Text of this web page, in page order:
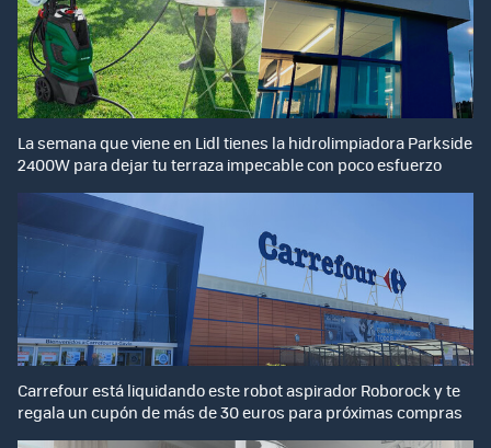
La semana que viene en Lidl tienes la hidrolimpiadora Parkside
2400W para dejar tu terraza impecable con poco esfuerzo
Carrefour está liquidando este robot aspirador Roborock y te
regala un cupón de más de 30 euros para próximas compras